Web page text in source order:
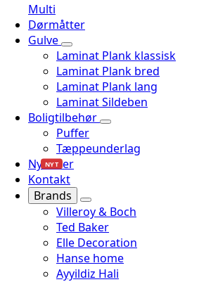
Multi
Dørmåtter
Gulve
Laminat Plank klassisk
Laminat Plank bred
Laminat Plank lang
Laminat Sildeben
Boligtilbehør
Puffer
Tæppeunderlag
Nyheder
NYT
Kontakt
Brands
Villeroy & Boch
Ted Baker
Elle Decoration
Hanse home
Ayyildiz Hali